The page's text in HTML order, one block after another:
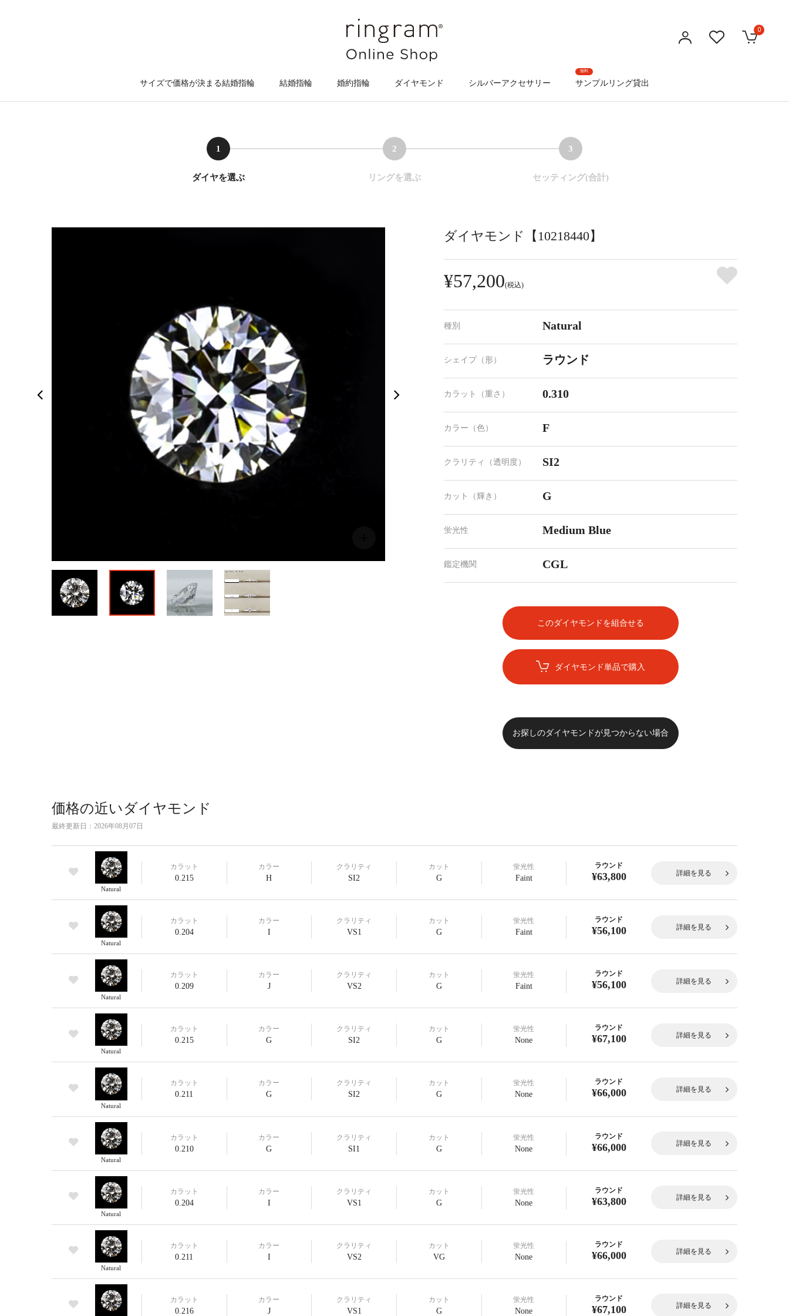
サイズで価格が決まる結婚指輪 結婚指輪 婚約指輪 ダイヤモンド シルバーアクセサリー
無料
サンプルリング貸出
0
1
ダイヤを選ぶ
2
リングを選ぶ
3
セッティング(合計)
ダイヤモンド【10218440】
¥57,200(税込)
種別 Natural
シェイプ（形） ラウンド
カラット（重さ） 0.310
カラー（色） F
クラリティ（透明度） SI2
カット（輝き） G
蛍光性 Medium Blue
鑑定機関 CGL
このダイヤモンドを組合せる
ダイヤモンド単品で購入
お探しのダイヤモンドが見つからない場合
価格の近いダイヤモンド
最終更新日： 2026年08月07日
Natural
カラット
0.215
カラー
H
クラリティ
SI2
カット
G
蛍光性
Faint
ラウンド
¥63,800 詳細を見る
Natural
カラット
0.204
カラー
I
クラリティ
VS1
カット
G
蛍光性
Faint
ラウンド
¥56,100 詳細を見る
Natural
カラット
0.209
カラー
J
クラリティ
VS2
カット
G
蛍光性
Faint
ラウンド
¥56,100 詳細を見る
Natural
カラット
0.215
カラー
G
クラリティ
SI2
カット
G
蛍光性
None
ラウンド
¥67,100 詳細を見る
Natural
カラット
0.211
カラー
G
クラリティ
SI2
カット
G
蛍光性
None
ラウンド
¥66,000 詳細を見る
Natural
カラット
0.210
カラー
G
クラリティ
SI1
カット
G
蛍光性
None
ラウンド
¥66,000 詳細を見る
Natural
カラット
0.204
カラー
I
クラリティ
VS1
カット
G
蛍光性
None
ラウンド
¥63,800 詳細を見る
Natural
カラット
0.211
カラー
I
クラリティ
VS2
カット
VG
蛍光性
None
ラウンド
¥66,000 詳細を見る
カラット
0.216
カラー
J
クラリティ
VS1
カット
G
蛍光性
None
ラウンド
¥67,100 詳細を見る